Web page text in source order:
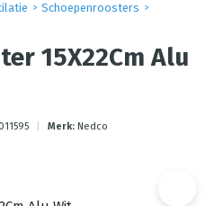
Schoepenroosters
15X22Cm Alu
Merk: Nedco